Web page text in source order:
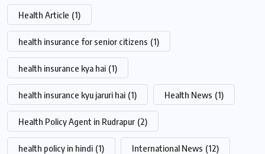
Health Article (1)
health insurance for senior citizens (1)
health insurance kya hai (1)
health insurance kyu jaruri hai (1) Health News (1)
Health Policy Agent in Rudrapur (2)
health policy in hindi (1) International News (12)